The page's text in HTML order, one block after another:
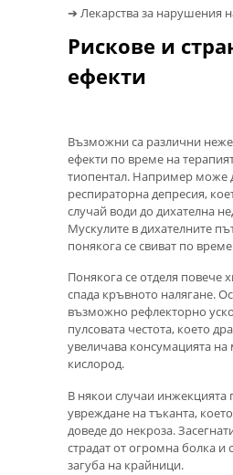
➔ Лекарства за нарушения
Рискове и
ефекти
Възможни са различни
ефекти по време на
тиопентал. Например може
респираторна депресия,
случай води до дихателна
Мускулите в дихателните
понякога се свиват по
Понякога се отделя повече
спада кръвното налягане.
възможно рефлекторно
пулсовата честота, което
увеличава консумацията
кислород.
В някои случаи инжекцията
увреждане на тъканта,
доведе до некроза.
страдат от огромна болка и
загуба на крайници.